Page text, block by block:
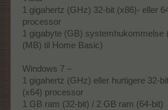
1 gigahertz (GHz) 32-bit (x86)- eller
processor
1 gigabyte (GB) systemhukommelse
(MB) til Home Basic)
Windows 7 –
1 gigahertz (GHz) eller hurtigere 32-
(x64) processor
1 GB ram (32-bit) / 2 GB ram (64-bit)